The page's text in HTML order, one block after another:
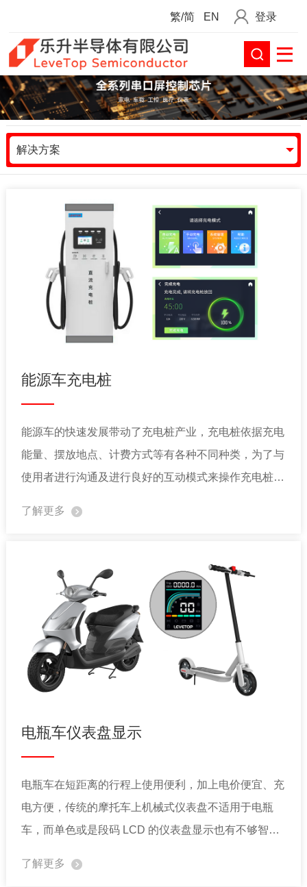
繁/简 EN 登录
解决方案
能源车充电桩
能源车的快速发展带动了充电桩产业，充电桩依据充电
能量、摆放地点、计费方式等有各种不同种类，为了与
使用者进行沟通及进行良好的互动模式来操作充电桩，
了解更多
电瓶车仪表盘显示
电瓶车在短距离的行程上使用便利，加上电价便宜、充
电方便，传统的摩托车上机械式仪表盘不适用于电瓶
车，而单色或是段码 LCD 的仪表盘显示也有不够智能
了解更多